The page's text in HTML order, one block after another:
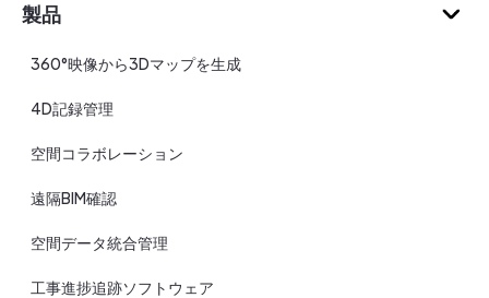
製品
360°映像から3Dマップを生成
4D記録管理
空間コラボレーション
遠隔BIM確認
空間データ統合管理
工事進捗追跡ソフトウェア